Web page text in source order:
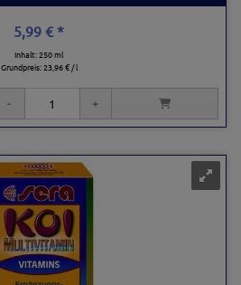
5,99 € *
Inhalt: 250 ml
Grundpreis:23,96 € / l